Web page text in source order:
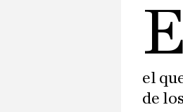
E
el
de